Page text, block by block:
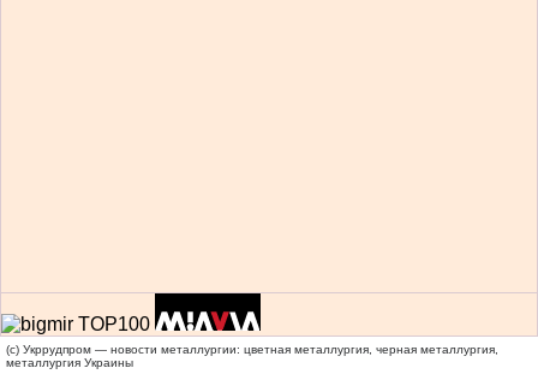
(c) Укррудпром — новости металлургии: цветная металлургия, черная металлургия,
металлургия Украины